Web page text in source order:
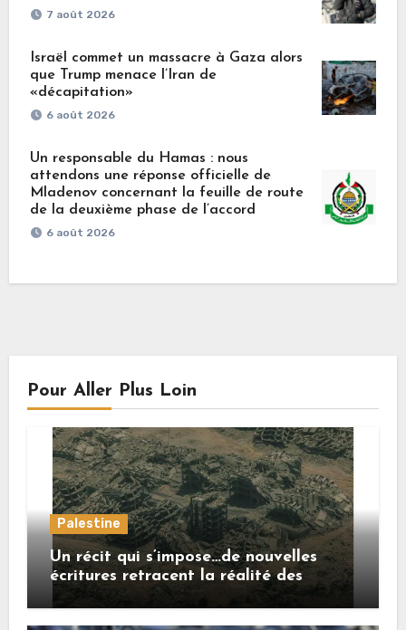
7 août 2026
Israël commet un massacre à Gaza alors
que Trump menace l’Iran de
«décapitation»
6 août 2026
Un responsable du Hamas : nous
attendons une réponse officielle de
Mladenov concernant la feuille de route
de la deuxième phase de l’accord
6 août 2026
Pour Aller Plus Loin
Palestine
Un récit qui s’impose…de nouvelles
écritures retracent la réalité des
crimes sionistes à Gaza